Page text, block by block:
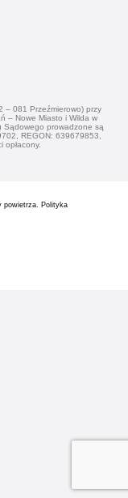
– 081 Przeźmierowo) przy
– Nowe Miasto i Wilda w
Sądowego prowadzone są
REGON: 639679853,
opłacony.
powietrza.
Polityka